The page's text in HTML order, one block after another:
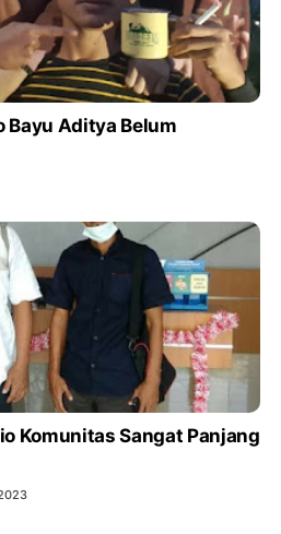
Belum
Komunitas Sangat Panjang